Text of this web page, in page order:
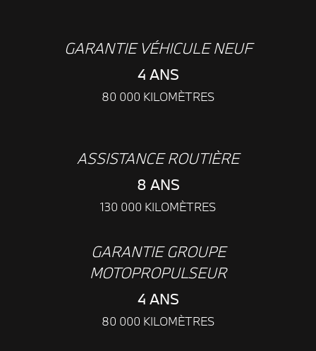
GARANTIE VÉHICULE NEUF
4 ANS
80 000 KILOMÈTRES
ASSISTANCE ROUTIÈRE
8 ANS
130 000 KILOMÈTRES
GARANTIE GROUPE
MOTOPROPULSEUR
4 ANS
80 000 KILOMÈTRES